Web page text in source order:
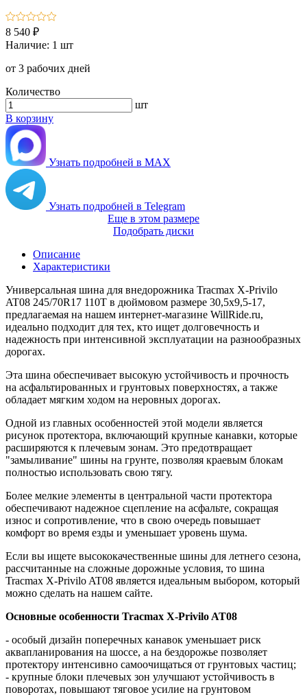
8 540 ₽
Наличие: 1 шт
от 3 рабочих дней
Количество
шт
В корзину
Узнать подробней в MAX
Узнать подробней в Telegram
Еще в этом размере
Подобрать диски
Описание
Характеристики
Универсальная шина для внедорожника Tracmax X-Privilo
AT08 245/70R17 110T в дюймовом размере 30,5х9,5-17,
предлагаемая на нашем интернет-магазине WillRide.ru,
идеально подходит для тех, кто ищет долговечность и
надежность при интенсивной эксплуатации на разнообразных
дорогах.
Эта шина обеспечивает высокую устойчивость и прочность
на асфальтированных и грунтовых поверхностях, а также
обладает мягким ходом на неровных дорогах.
Одной из главных особенностей этой модели является
рисунок протектора, включающий крупные канавки, которые
расширяются к плечевым зонам. Это предотвращает
"замыливание" шины на грунте, позволяя краевым блокам
полностью использовать свою тягу.
Более мелкие элементы в центральной части протектора
обеспечивают надежное сцепление на асфальте, сокращая
износ и сопротивление, что в свою очередь повышает
комфорт во время езды и уменьшает уровень шума.
Если вы ищете высококачественные шины для летнего сезона,
рассчитанные на сложные дорожные условия, то шина
Tracmax X-Privilo AT08 является идеальным выбором, который
можно сделать на нашем сайте.
Основные особенности Tracmax X-Privilo AT08
- особый дизайн поперечных канавок уменьшает риск
аквапланирования на шоссе, а на бездорожье позволяет
протектору интенсивно самоочищаться от грунтовых частиц;
- крупные блоки плечевых зон улучшают устойчивость в
поворотах, повышают тяговое усилие на грунтовом